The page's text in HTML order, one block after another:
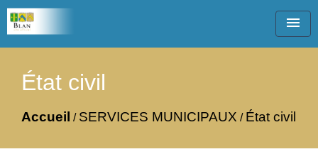
menu
État civil
Accueil / SERVICES MUNICIPAUX / État civil